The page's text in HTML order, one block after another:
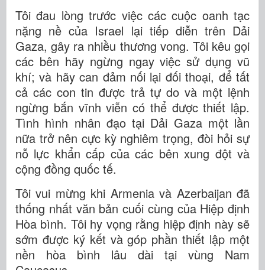
Tôi đau lòng trước việc các cuộc oanh tạc
nặng nề của Israel lại tiếp diễn trên Dải
Gaza, gây ra nhiều thương vong. Tôi kêu gọi
các bên hãy ngừng ngay việc sử dụng vũ
khí; và hãy can đảm nối lại đối thoại, để tất
cả các con tin được trả tự do và một lệnh
ngừng bắn vĩnh viễn có thể được thiết lập.
Tình hình nhân đạo tại Dải Gaza một lần
nữa trở nên cực kỳ nghiêm trọng, đòi hỏi sự
nỗ lực khẩn cấp của các bên xung đột và
cộng đồng quốc tế.
Tôi vui mừng khi Armenia và Azerbaijan đã
thống nhất văn bản cuối cùng của Hiệp định
Hòa bình. Tôi hy vọng rằng hiệp định này sẽ
sớm được ký kết và góp phần thiết lập một
nền hòa bình lâu dài tại vùng Nam